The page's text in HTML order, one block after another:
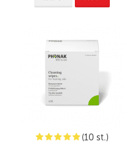
(10 st.)